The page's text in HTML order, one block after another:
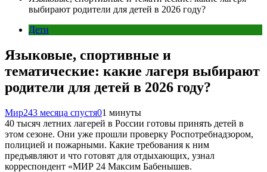
выбирают родители для детей в 2026 году?
Дети
Языковые, спортивные и
тематические: какие лагеря выбирают
родители для детей в 2026 году?
Мир243 месяца спустя01 минуты
40 тысяч летних лагерей в России готовы принять детей в
этом сезоне. Они уже прошли проверку Роспотребнадзором,
полицией и пожарными. Какие требования к ним
предъявляют и что готовят для отдыхающих, узнал
корреспондент «МИР 24 Максим Бабенышев.